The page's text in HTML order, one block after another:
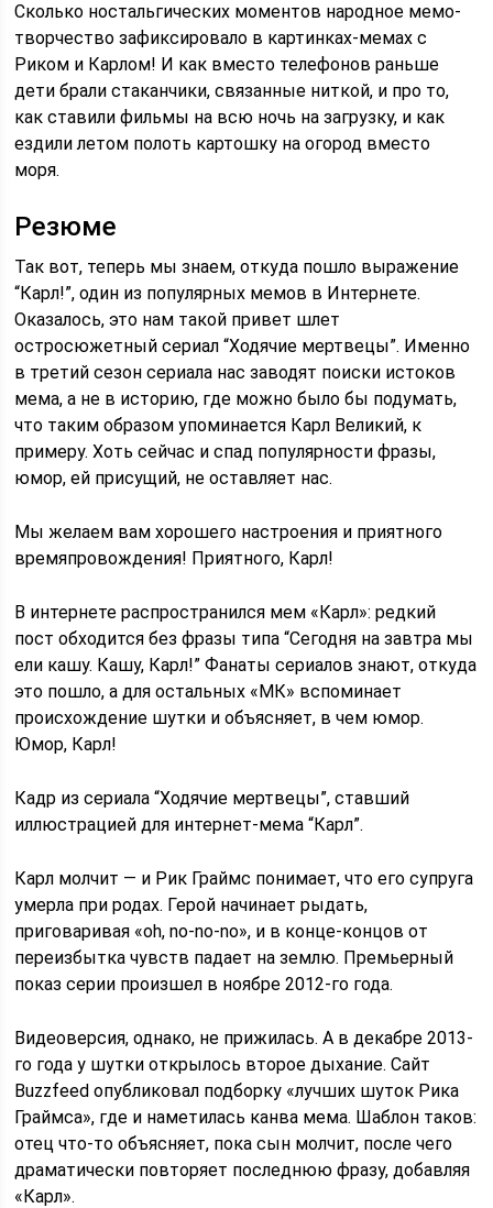
Сколько ностальгических моментов народное мемо-
творчество зафиксировало в картинках-мемах с
Риком и Карлом! И как вместо телефонов раньше
дети брали стаканчики, связанные ниткой, и про то,
как ставили фильмы на всю ночь на загрузку, и как
ездили летом полоть картошку на огород вместо
моря.
Резюме
Так вот, теперь мы знаем, откуда пошло выражение
“Карл!”, один из популярных мемов в Интернете.
Оказалось, это нам такой привет шлет
остросюжетный сериал “Ходячие мертвецы”. Именно
в третий сезон сериала нас заводят поиски истоков
мема, а не в историю, где можно было бы подумать,
что таким образом упоминается Карл Великий, к
примеру. Хоть сейчас и спад популярности фразы,
юмор, ей присущий, не оставляет нас.
Мы желаем вам хорошего настроения и приятного
времяпровождения! Приятного, Карл!
В интернете распространился мем «Карл»: редкий
пост обходится без фразы типа “Сегодня на завтра мы
ели кашу. Кашу, Карл!” Фанаты сериалов знают, откуда
это пошло, а для остальных «МК» вспоминает
происхождение шутки и объясняет, в чем юмор.
Юмор, Карл!
Кадр из сериала “Ходячие мертвецы”, ставший
иллюстрацией для интернет-мема “Карл”.
Карл молчит — и Рик Граймс понимает, что его супруга
умерла при родах. Герой начинает рыдать,
приговаривая «oh, no-no-no», и в конце-концов от
переизбытка чувств падает на землю. Премьерный
показ серии произшел в ноябре 2012-го года.
Видеоверсия, однако, не прижилась. А в декабре 2013-
го года у шутки открылось второе дыхание. Сайт
Buzzfeed опубликовал подборку «лучших шуток Рика
Граймса», где и наметилась канва мема. Шаблон таков:
отец что-то объясняет, пока сын молчит, после чего
драматически повторяет последнюю фразу, добавляя
«Карл».